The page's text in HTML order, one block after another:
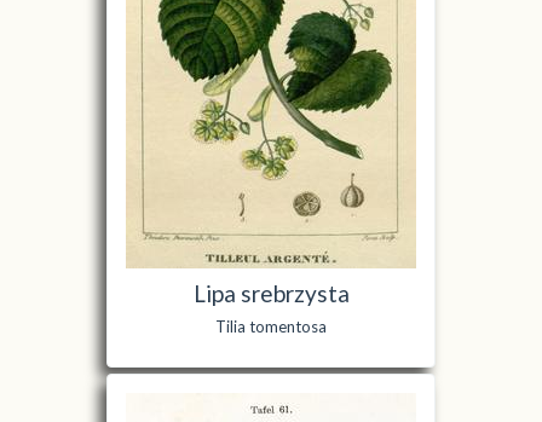
Lipa srebrzysta
Tilia tomentosa